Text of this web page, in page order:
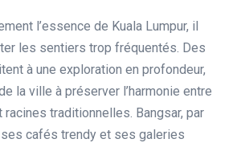
l’essence de Kuala Lumpur, il
les sentiers trop fréquentés. Des
à une exploration en profondeur,
la ville à préserver l’harmonie entre
traditionnelles. Bangsar, par
cafés trendy et ses galeries